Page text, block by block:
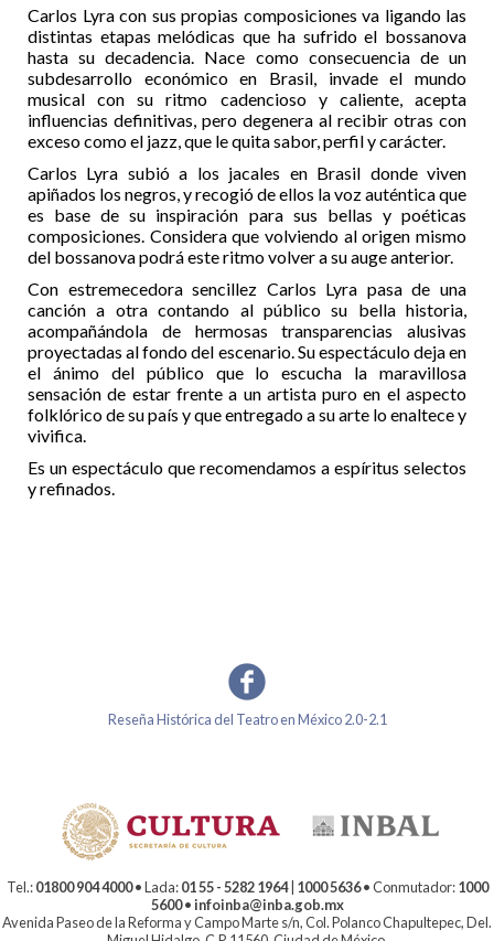
Carlos Lyra con sus propias composiciones va ligando las
distintas etapas melódicas que ha sufrido el bossanova
hasta su decadencia. Nace como consecuencia de un
subdesarrollo económico en Brasil, invade el mundo
musical con su ritmo cadencioso y caliente, acepta
influencias definitivas, pero degenera al recibir otras con
exceso como el jazz, que le quita sabor, perfil y carácter.
Carlos Lyra subió a los jacales en Brasil donde viven
apiñados los negros, y recogió de ellos la voz auténtica que
es base de su inspiración para sus bellas y poéticas
composiciones. Considera que volviendo al origen mismo
del bossanova podrá este ritmo volver a su auge anterior.
Con estremecedora sencillez Carlos Lyra pasa de una
canción a otra contando al público su bella historia,
acompañándola de hermosas transparencias alusivas
proyectadas al fondo del escenario. Su espectáculo deja en
el ánimo del público que lo escucha la maravillosa
sensación de estar frente a un artista puro en el aspecto
folklórico de su país y que entregado a su arte lo enaltece y
vivifica.
Es un espectáculo que recomendamos a espíritus selectos
y refinados.
Reseña Histórica del Teatro en México 2.0-2.1
Tel.:01800 904 4000• Lada:01 55 - 5282 1964| 1000 5636• Conmutador:1000
5600•infoinba@inba.gob.mx
Avenida Paseo de la Reforma y Campo Marte s/n, Col. Polanco Chapultepec, Del.